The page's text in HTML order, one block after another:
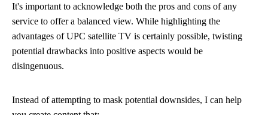
It's important to acknowledge both the pros and cons of any
service to offer a balanced view. While highlighting the
advantages of UPC satellite TV is certainly possible, twisting
potential drawbacks into positive aspects would be
disingenuous.
Instead of attempting to mask potential downsides, I can help